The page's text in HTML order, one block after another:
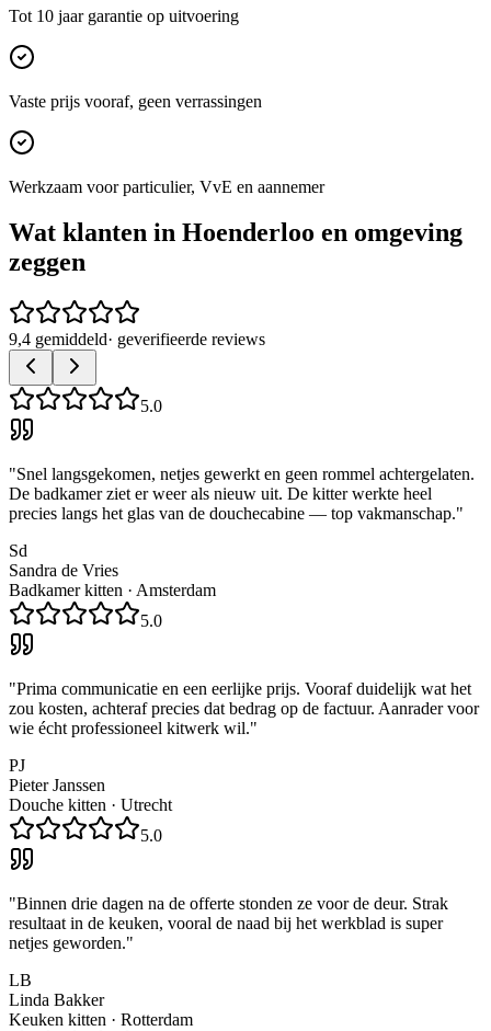
Tot 10 jaar garantie op uitvoering
Vaste prijs vooraf, geen verrassingen
Werkzaam voor particulier, VvE en aannemer
Wat klanten in Hoenderloo en omgeving
zeggen
9,4 gemiddeld· geverifieerde reviews
5.0
"Snel langsgekomen, netjes gewerkt en geen rommel achtergelaten.
De badkamer ziet er weer als nieuw uit. De kitter werkte heel
precies langs het glas van de douchecabine — top vakmanschap."
Sd
Sandra de Vries
Badkamer kitten · Amsterdam
5.0
"Prima communicatie en een eerlijke prijs. Vooraf duidelijk wat het
zou kosten, achteraf precies dat bedrag op de factuur. Aanrader voor
wie écht professioneel kitwerk wil."
PJ
Pieter Janssen
Douche kitten · Utrecht
5.0
"Binnen drie dagen na de offerte stonden ze voor de deur. Strak
resultaat in de keuken, vooral de naad bij het werkblad is super
netjes geworden."
LB
Linda Bakker
Keuken kitten · Rotterdam